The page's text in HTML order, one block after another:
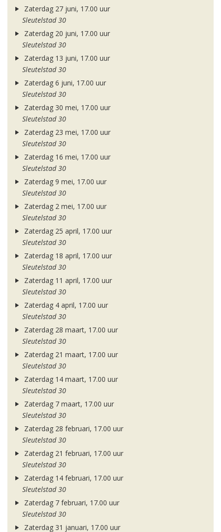
Zaterdag 27 juni, 17.00 uur
Sleutelstad 30
Zaterdag 20 juni, 17.00 uur
Sleutelstad 30
Zaterdag 13 juni, 17.00 uur
Sleutelstad 30
Zaterdag 6 juni, 17.00 uur
Sleutelstad 30
Zaterdag 30 mei, 17.00 uur
Sleutelstad 30
Zaterdag 23 mei, 17.00 uur
Sleutelstad 30
Zaterdag 16 mei, 17.00 uur
Sleutelstad 30
Zaterdag 9 mei, 17.00 uur
Sleutelstad 30
Zaterdag 2 mei, 17.00 uur
Sleutelstad 30
Zaterdag 25 april, 17.00 uur
Sleutelstad 30
Zaterdag 18 april, 17.00 uur
Sleutelstad 30
Zaterdag 11 april, 17.00 uur
Sleutelstad 30
Zaterdag 4 april, 17.00 uur
Sleutelstad 30
Zaterdag 28 maart, 17.00 uur
Sleutelstad 30
Zaterdag 21 maart, 17.00 uur
Sleutelstad 30
Zaterdag 14 maart, 17.00 uur
Sleutelstad 30
Zaterdag 7 maart, 17.00 uur
Sleutelstad 30
Zaterdag 28 februari, 17.00 uur
Sleutelstad 30
Zaterdag 21 februari, 17.00 uur
Sleutelstad 30
Zaterdag 14 februari, 17.00 uur
Sleutelstad 30
Zaterdag 7 februari, 17.00 uur
Sleutelstad 30
Zaterdag 31 januari, 17.00 uur